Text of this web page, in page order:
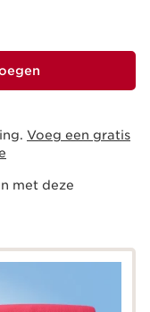
Voeg een gratis
met deze